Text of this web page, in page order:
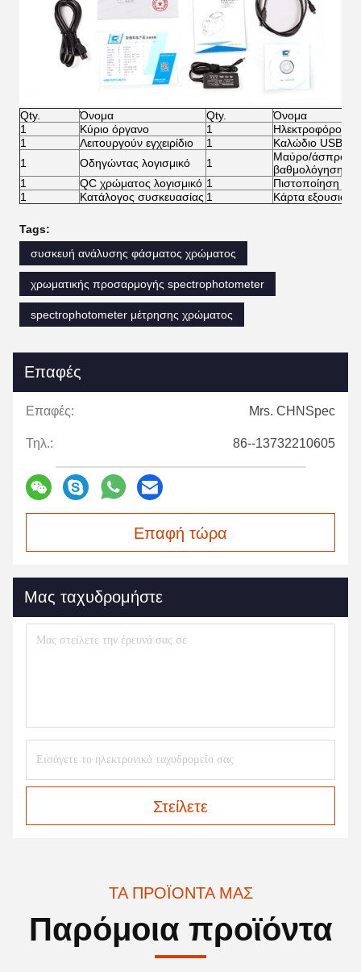
Qty. Όνομα Qty.
Όνομα
1
Κύριο όργανο 1
Ηλεκτροφόρο
1
Λειτουργούν εγχειρίδιο 1
Καλώδιο USB
1
Οδηγώντας λογισμικό 1
Μαύρο/άσπρο
βαθμολόγησης
1
QC χρώματος λογισμικό 1
Πιστοποίηση
1
Κατάλογος συσκευασίας 1 Κάρτα
Tags:
συσκευή ανάλυσης φάσματος χρώματος
χρωματικής προσαρμογής spectrophotometer
spectrophotometer μέτρησης χρώματος
Επαφές
Επαφές: Mrs. CHNSpec
Τηλ.: 86--13732210605
Επαφή τώρα
Μας ταχυδρομήστε
Στείλετε
ΤΑ ΠΡΟΪΌΝΤΑ ΜΑΣ
Παρόμοια προϊόντα